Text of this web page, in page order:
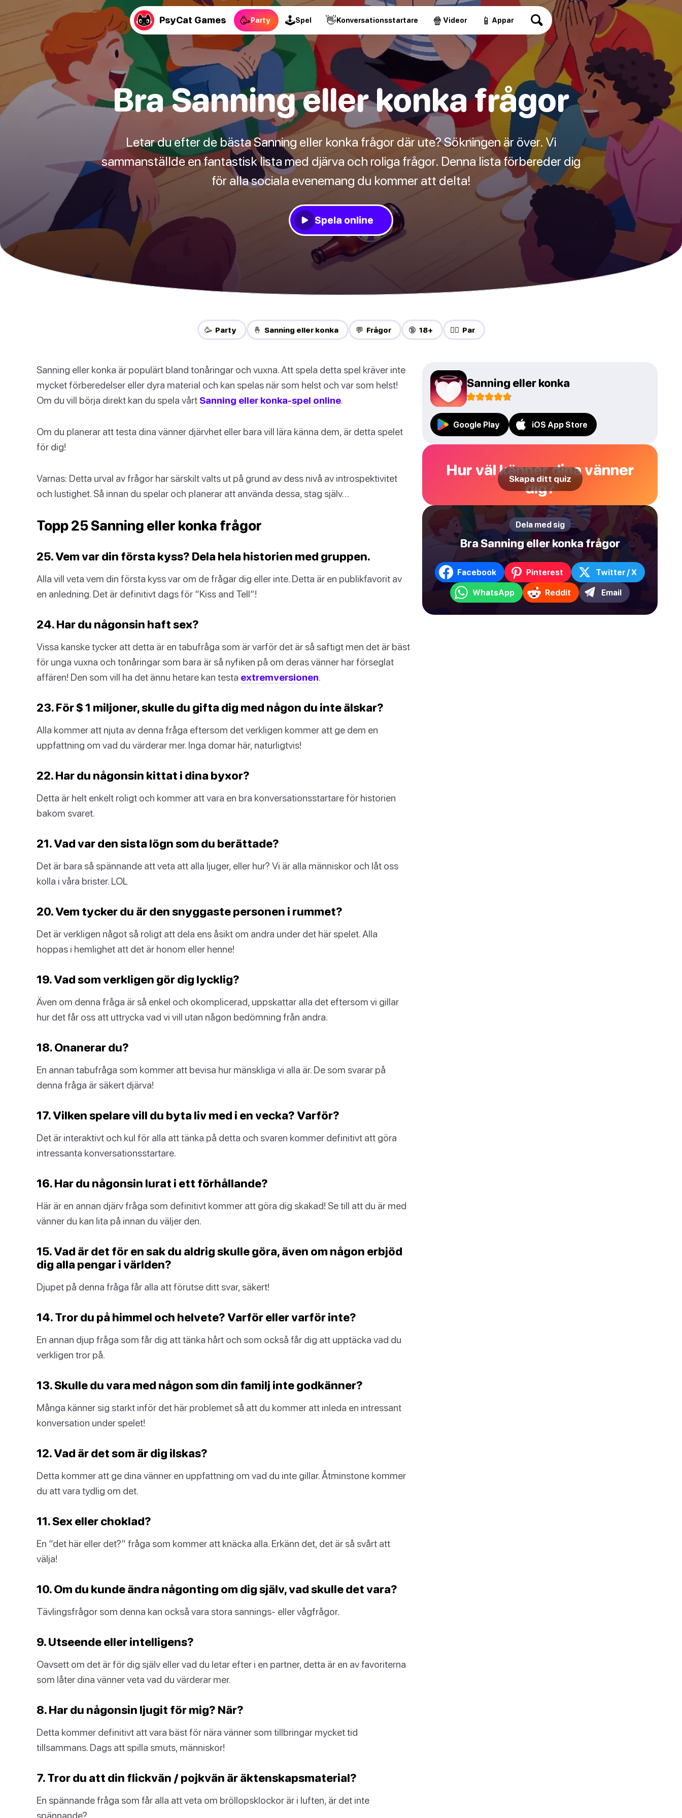
PsyCat Games 🥳Party 🕹Spel 👋Konversationsstartare 🍿 Videor 📱 Appar
Bra Sanning eller konka frågor
Letar du efter de bästa Sanning eller konka frågor där ute? Sökningen är över. Vi
sammanställde en fantastisk lista med djärva och roliga frågor. Denna lista förbereder dig
för alla sociala evenemang du kommer att delta!
Spela online
🥳 Party 🤞 Sanning eller konka 💬 Frågor 🔞 18+ ❤️‍🔥 Par
Sanning eller konka är populärt bland tonåringar och vuxna. Att spela detta spel kräver inte
mycket förberedelser eller dyra material och kan spelas när som helst och var som helst!
Om du vill börja direkt kan du spela vårt Sanning eller konka-spel online.
Om du planerar att testa dina vänner djärvhet eller bara vill lära känna dem, är detta spelet
för dig!
Varnas: Detta urval av frågor har särskilt valts ut på grund av dess nivå av introspektivitet
och lustighet. Så innan du spelar och planerar att använda dessa, stag själv…
Topp 25 Sanning eller konka frågor
25. Vem var din första kyss? Dela hela historien med gruppen.
Alla vill veta vem din första kyss var om de frågar dig eller inte. Detta är en publikfavorit av
en anledning. Det är definitivt dags för “Kiss and Tell”!
24. Har du någonsin haft sex?
Vissa kanske tycker att detta är en tabufråga som är varför det är så saftigt men det är bäst
för unga vuxna och tonåringar som bara är så nyfiken på om deras vänner har förseglat
affären! Den som vill ha det ännu hetare kan testa extremversionen.
23. För $ 1 miljoner, skulle du gifta dig med någon du inte älskar?
Alla kommer att njuta av denna fråga eftersom det verkligen kommer att ge dem en
uppfattning om vad du värderar mer. Inga domar här, naturligtvis!
22. Har du någonsin kittat i dina byxor?
Detta är helt enkelt roligt och kommer att vara en bra konversationsstartare för historien
bakom svaret.
21. Vad var den sista lögn som du berättade?
Det är bara så spännande att veta att alla ljuger, eller hur? Vi är alla människor och låt oss
kolla i våra brister. LOL
20. Vem tycker du är den snyggaste personen i rummet?
Det är verkligen något så roligt att dela ens åsikt om andra under det här spelet. Alla
hoppas i hemlighet att det är honom eller henne!
19. Vad som verkligen gör dig lycklig?
Även om denna fråga är så enkel och okomplicerad, uppskattar alla det eftersom vi gillar
hur det får oss att uttrycka vad vi vill utan någon bedömning från andra.
18. Onanerar du?
En annan tabufråga som kommer att bevisa hur mänskliga vi alla är. De som svarar på
denna fråga är säkert djärva!
17. Vilken spelare vill du byta liv med i en vecka? Varför?
Det är interaktivt och kul för alla att tänka på detta och svaren kommer definitivt att göra
intressanta konversationsstartare.
16. Har du någonsin lurat i ett förhållande?
Här är en annan djärv fråga som definitivt kommer att göra dig skakad! Se till att du är med
vänner du kan lita på innan du väljer den.
15. Vad är det för en sak du aldrig skulle göra, även om någon erbjöd
dig alla pengar i världen?
Djupet på denna fråga får alla att förutse ditt svar, säkert!
14. Tror du på himmel och helvete? Varför eller varför inte?
En annan djup fråga som får dig att tänka hårt och som också får dig att upptäcka vad du
verkligen tror på.
13. Skulle du vara med någon som din familj inte godkänner?
Många känner sig starkt inför det här problemet så att du kommer att inleda en intressant
konversation under spelet!
12. Vad är det som är dig ilskas?
Detta kommer att ge dina vänner en uppfattning om vad du inte gillar. Åtminstone kommer
du att vara tydlig om det.
11. Sex eller choklad?
En “det här eller det?” fråga som kommer att knäcka alla. Erkänn det, det är så svårt att
välja!
10. Om du kunde ändra någonting om dig själv, vad skulle det vara?
Tävlingsfrågor som denna kan också vara stora sannings- eller vågfrågor.
9. Utseende eller intelligens?
Oavsett om det är för dig själv eller vad du letar efter i en partner, detta är en av favoriterna
som låter dina vänner veta vad du värderar mer.
8. Har du någonsin ljugit för mig? När?
Detta kommer definitivt att vara bäst för nära vänner som tillbringar mycket tid
tillsammans. Dags att spilla smuts, människor!
7. Tror du att din flickvän / pojkvän är äktenskapsmaterial?
En spännande fråga som får alla att veta om bröllopsklockor är i luften, är det inte
spännande?
Sanning eller konka
Google Play iOS App Store
Hur väl känner dina vänner
dig?
Skapa ditt quiz
Dela med sig
Bra Sanning eller konka frågor
Facebook Pinterest Twitter / X
WhatsApp Reddit Email